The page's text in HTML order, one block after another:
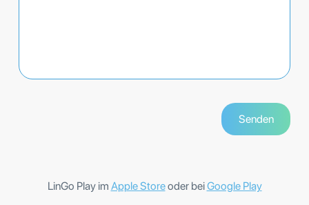
LinGo Play im Apple Storeoder beiGoogle Play